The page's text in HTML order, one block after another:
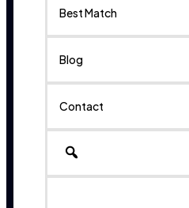
Best Match
Blog
Contact